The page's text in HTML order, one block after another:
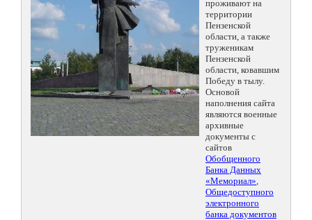
проживают на
территории
Пензенской
области, а также
труженикам
Пензенской
области, ковавшим
Победу в тылу.
Основой
наполнения сайта
являются военные
архивные
документы с
сайтов
Обобщенного
Банка Данных
«Мемориал»,
Общедоступного
электронного
банка документов